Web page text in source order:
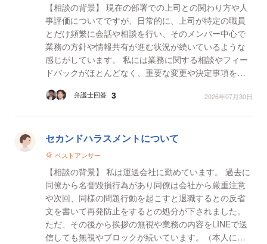
【相談の背景】 現在の部署での上司との関わり方や人
事評価についてですが、日常的に、上司が特定の職員
とだけ頻繁に会話や相談を行い、そのメンバー中心で
業務の方針や情報共有が進む状況が続いているような
感じがしています。 私には業務に関する相談やフィー
ドバックがほとんどなく、重要な変更や決定事項を後
知って...弁護士回答 3 2026年07月30日
セカンドハラスメントについて
ベストアンサー
【相談の背景】 私は運送会社に勤めています。 過去に
同僚から名誉毀損行為があり同僚は会社から厳重注意
や次回、同様の問題行動を起こすと退職するとの反省
文を書いて再発防止をするとの処分が下されました。
ただ、その後から挨拶の無視や業務の内容をLINEで送
信しても無視やブロックが続いています。（本人に確